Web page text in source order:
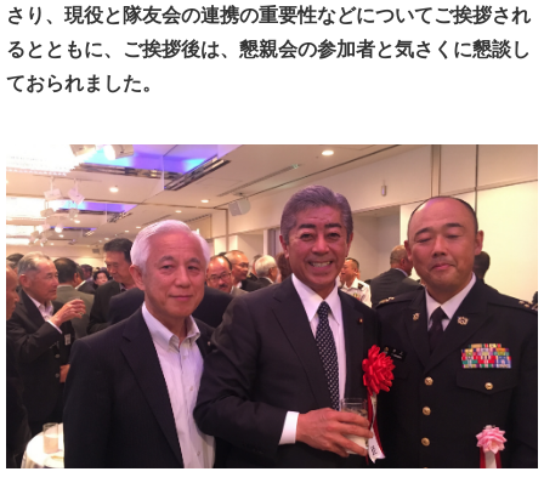
さり、 現役と隊友会の連携の重要性などについてご挨拶され
るとともに、
ご挨拶後は、懇親会の参加者と気さくに懇談し
ておられました。